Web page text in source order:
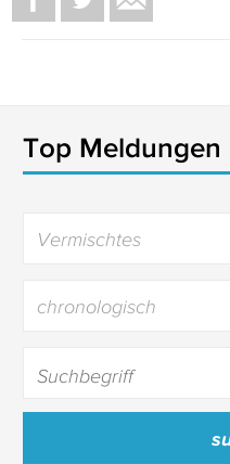
Top Meldungen
Vermischtes
chronologisch